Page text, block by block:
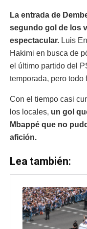
La entrada de
segundo gol de los
espectacular. Luis
Hakimi en busca de
el último partido del
temporada, pero todo
Con el tiempo casi
los locales, un gol
Mbappé que no
afición.
Lea también: